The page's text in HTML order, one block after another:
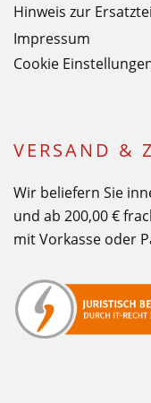
Hinweis zur
Impressum
Cookie
VERSAND &
Wir beliefern Sie
und ab 200,00 €
mit Vorkasse oder